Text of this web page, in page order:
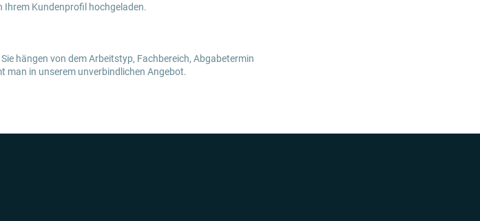
Ihrem Kundenprofil hochgeladen.
hängen von dem Arbeitstyp, Fachbereich, Abgabetermin
man in unserem unverbindlichen Angebot.